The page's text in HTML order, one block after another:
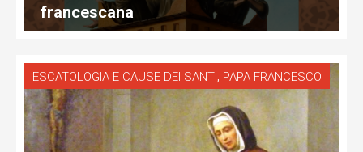
francescana
ESCATOLOGIA E CAUSE DEI SANTI, PAPA FRANCESCO